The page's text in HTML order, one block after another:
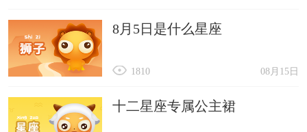
8月5日是什么星座
08月15日
1810
十二星座专属公主裙